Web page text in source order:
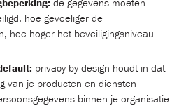
hoe gevoeliger de
hoe hoger het beveiligingsniveau
privacy by design houdt in dat
van je producten en diensten
binnen je organisatie